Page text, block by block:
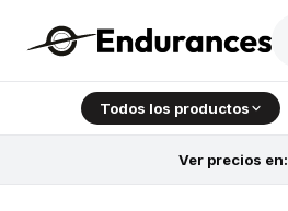
Todos los productos
Ver precios en: